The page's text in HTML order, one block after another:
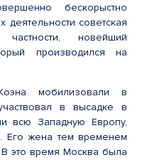
бескорыстно
советская
новейший
производился на
мобилизовали в
в высадке в
всю Западную Европу,
Его жена тем временем
это время Москва была